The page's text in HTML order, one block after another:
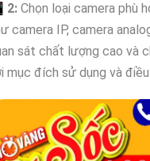
2: Chọn loại camera phù
camera IP, camera
sát chất lượng cao và
mục đích sử dụng và điều